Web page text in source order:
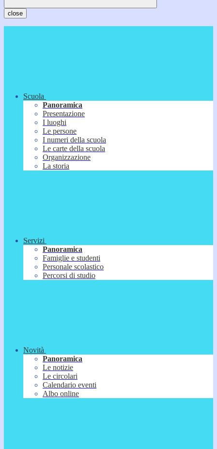
close
Scuola
Panoramica
Presentazione
I luoghi
Le persone
I numeri della scuola
Le carte della scuola
Organizzazione
La storia
Servizi
Panoramica
Famiglie e studenti
Personale scolastico
Percorsi di studio
Novità
Panoramica
Le notizie
Le circolari
Calendario eventi
Albo online